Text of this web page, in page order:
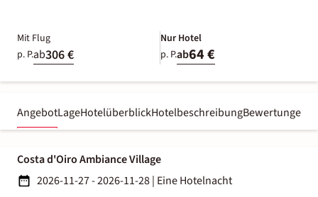
Mit Flug
p. P.ab306 €
Nur Hotel
p. P.ab64 €
AngebotLageHotelüberblickHotelbeschreibungBewertungen
Costa d'Oiro Ambiance Village
2026-11-27 - 2026-11-28| Eine Hotelnacht